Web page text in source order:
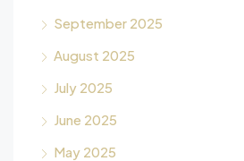
September 2025
August 2025
July 2025
June 2025
May 2025